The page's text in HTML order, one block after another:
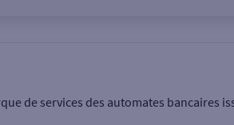
de services des automates bancaires